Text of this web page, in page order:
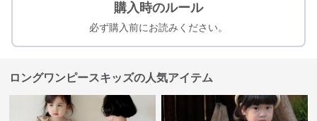
購入時のルール
必ず購入前にお読みください。
ロングワンピースキッズの人気アイテム